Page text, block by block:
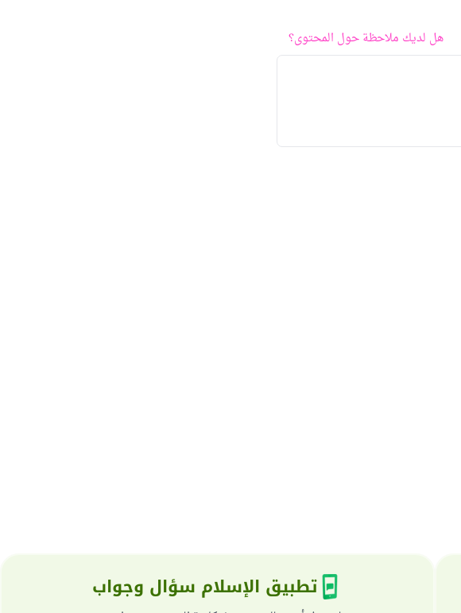
هل لديك ملاحظة حول المحتوى؟
تطبيق الإسلام سؤال وجواب